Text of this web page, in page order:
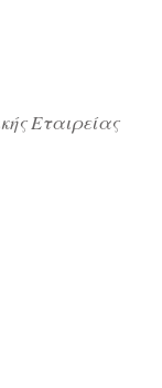
Eταιρείας